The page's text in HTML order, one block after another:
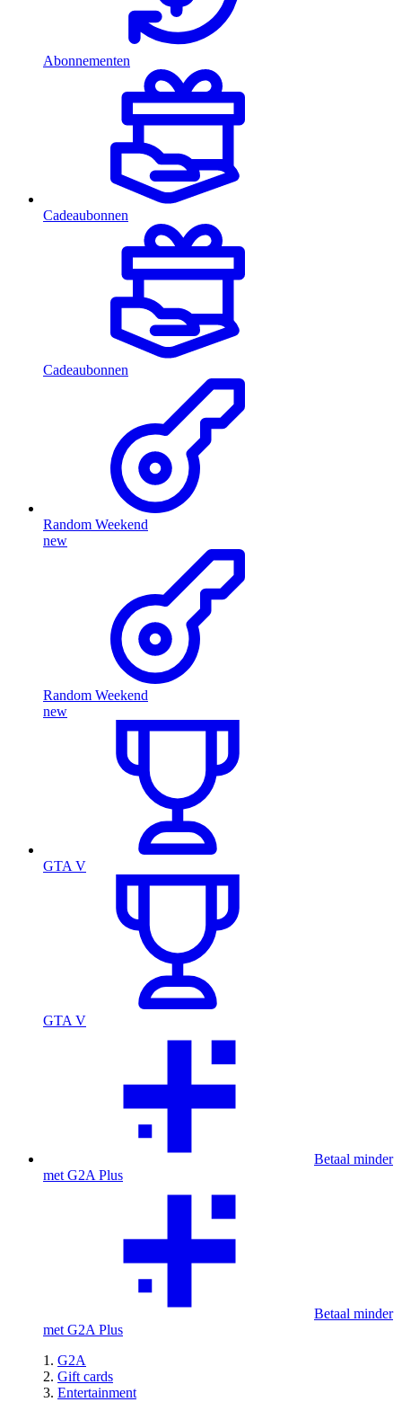
Abonnementen
Cadeaubonnen
Cadeaubonnen
Random Weekend
new
Random Weekend
new
GTA V
GTA V
Betaal minder
met G2A Plus
Betaal minder
met G2A Plus
G2A
Gift cards
Entertainment